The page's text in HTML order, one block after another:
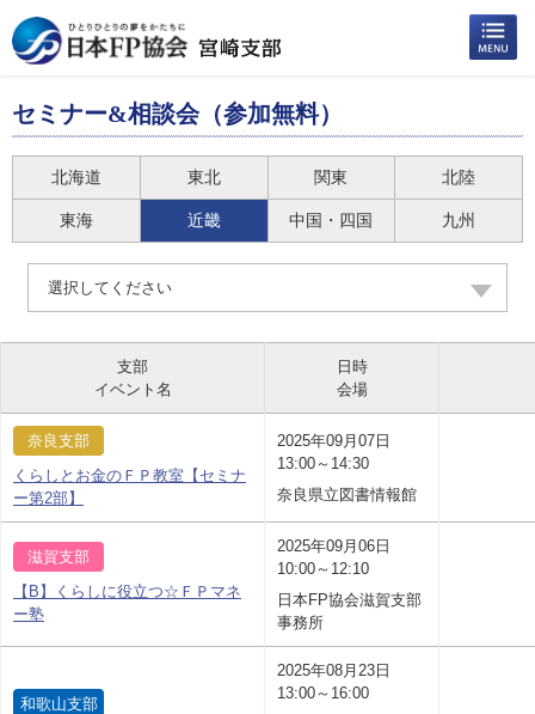
セミナー&相談会（参加無料）
北海道 東北 関東 北陸
東海 近畿 中国・四国 九州
選択してください
支部
イベント名
日時
会場
奈良支部
くらしとお金のＦＰ教室【セミナ
ー第2部】
2025年09月07日
13:00～14:30
奈良県立図書情報館
滋賀支部
【B】くらしに役立つ☆ＦＰマネ
ー塾
2025年09月06日
10:00～12:10
日本FP協会滋賀支部
事務所
和歌山支部
2025年08月23日
13:00～16:00